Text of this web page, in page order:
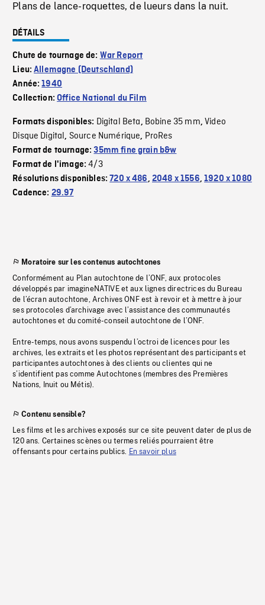
Plans de lance-roquettes, de lueurs dans la nuit.
DÉTAILS
Chute de tournage de: War Report
Lieu:Allemagne (Deutschland)
Année:1940
Collection:Office National du Film
Formats disponibles: Digital Beta, Bobine 35 mm,Video
Disque Digital, Source Numérique, ProRes
Format de tournage:35mm fine grain b&w
Format de l'image:4/3
Résolutions disponibles:720 x 486, 2048 x 1556,1920 x 1080
Cadence: 29.97
Moratoire sur les contenus autochtones
Conformément au Plan autochtone de l’ONF, aux protocoles
développés par imagineNATIVE et aux lignes directrices du Bureau
de l’écran autochtone, Archives ONF est à revoir et à mettre à jour
ses protocoles d’archivage avec l’assistance des communautés
autochtones et du comité-conseil autochtone de l’ONF.
Entre-temps, nous avons suspendu l’octroi de licences pour les
archives, les extraits et les photos représentant des participants et
participantes autochtones à des clients ou clientes qui ne
s’identifient pas comme Autochtones (membres des Premières
Nations, Inuit ou Métis).
Contenu sensible?
Les films et les archives exposés sur ce site peuvent dater de plus de
120 ans. Certaines scènes ou termes reliés pourraient être
offensants pour certains publics. En savoir plus